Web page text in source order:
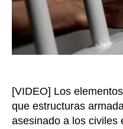
[VIDEO] Los
que estructuras
asesinado a los civiles